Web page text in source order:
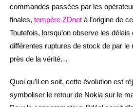
commandes passées par les
finales, tempère ZDnet à l’origine de
Toutefois, lorsqu’on observe les
différentes ruptures de stock de par le
près de la vérité…
Quoi qu’il en soit, cette évolution est
symboliser le retour de Nokia sur le